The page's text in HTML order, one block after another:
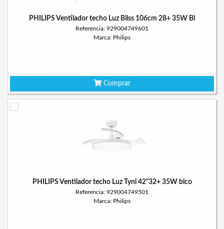
PHILIPS Ventilador techo Luz Bilss 106cm 28+ 35W Bl
Referencia: 929004749601
Marca: Philips
Comprar
PHILIPS Ventilador techo Luz Tynl 42"32+ 35W blco
Referencia: 929004749501
Marca: Philips